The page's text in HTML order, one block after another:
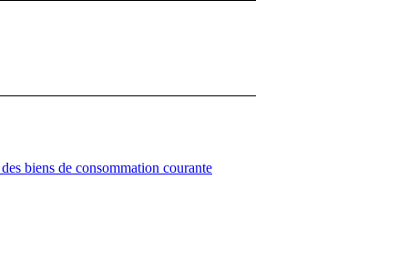
biens de consommation courante